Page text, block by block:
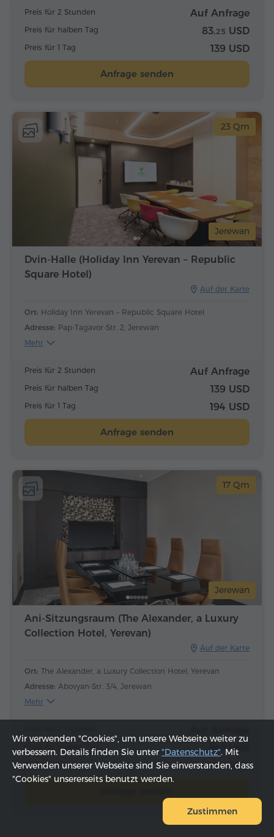
Preis für 2 Stunden Auf Anfrage
Preis für halben Tag 83.25 USD
Preis für 1 Tag 139 USD
Anfrage senden
Jerewan
23 Qm
Dvin-Halle (Holiday Inn Yerevan – Republic
Square Hotel)
Auf der Karte
Ort: Holiday Inn Yerevan – Republic Square Hotel
Adresse: Pap-Tagavor-Str. 2, Jerewan
Mehr
Preis für 2 Stunden Auf Anfrage
Preis für halben Tag 139 USD
Preis für 1 Tag 194 USD
Anfrage senden
Jerewan
17 Qm
Ani-Sitzungsraum (The Alexander, a Luxury
Collection Hotel, Yerevan)
Auf der Karte
Ort: The Alexander, a Luxury Collection Hotel, Yerevan
Adresse: Abovyan-Str. 3/4, Jerewan
Mehr
Preis für halben Tag 347 USD
Preis für 1 Tag 444 USD
Wir verwenden "Cookies", um unsere Webseite weiter zu
verbessern. Details finden Sie unter"Datenschutz". Mit
Verwenden unserer Webseite sind Sie einverstanden, dass
"Cookies" unsererseits benutzt werden.
Zustimmen